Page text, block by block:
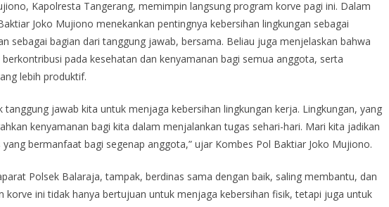
Kapolresta Tangerang, memimpin langsung program korve pagi ini. Dalam
Joko Mujiono menekankan pentingnya kebersihan lingkungan sebagai
sebagai bagian dari tanggung jawab, bersama. Beliau juga menjelaskan bahwa
pada kesehatan dan kenyamanan bagi semua anggota, serta
lebih produktif.
tanggung jawab kita untuk menjaga kebersihan lingkungan kerja. Lingkungan, yang
kenyamanan bagi kita dalam menjalankan tugas sehari-hari. Mari kita jadikan
bermanfaat bagi segenap anggota,” ujar Kombes Pol Baktiar Joko Mujiono.
Polsek Balaraja, tampak, berdinas sama dengan baik, saling membantu, dan
korve ini tidak hanya bertujuan untuk menjaga kebersihan fisik, tetapi juga untuk